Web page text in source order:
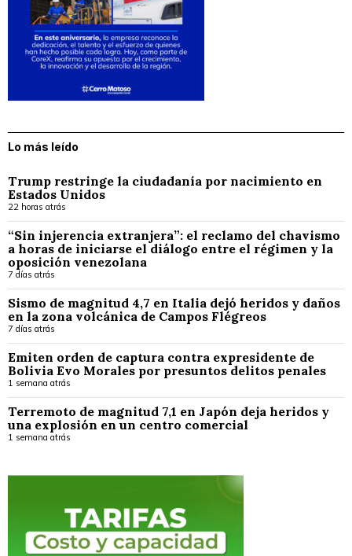
Lo más leído
Trump restringe la ciudadanía por nacimiento en
Estados Unidos
22 horas atrás
“Sin injerencia extranjera”: el reclamo del chavismo
a horas de iniciarse el diálogo entre el régimen y la
oposición venezolana
7 días atrás
Sismo de magnitud 4,7 en Italia dejó heridos y daños
en la zona volcánica de Campos Flégreos
7 días atrás
Emiten orden de captura contra expresidente de
Bolivia Evo Morales por presuntos delitos penales
1 semana atrás
Terremoto de magnitud 7,1 en Japón deja heridos y
una explosión en un centro comercial
1 semana atrás